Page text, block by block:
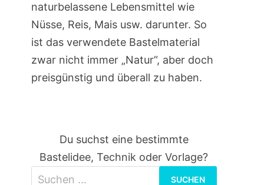
naturbelassene Lebensmittel wie
Nüsse, Reis, Mais usw. darunter. So
ist das verwendete Bastelmaterial
zwar nicht immer „Natur“, aber doch
preisgünstig und überall zu haben.
Du suchst eine bestimmte
Bastelidee, Technik oder Vorlage?